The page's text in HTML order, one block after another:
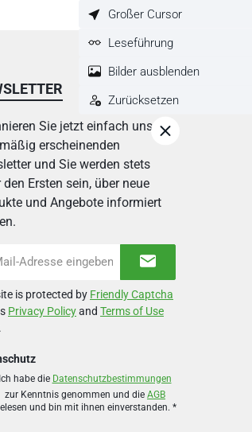
Sie jetzt einfach unseren
erscheinenden
und Sie werden stets
den Ersten sein, über neue
und Angebote informiert
is protected by Friendly Captcha
Privacy Policyand Terms of Use
Ich habe die Datenschutzbestimmungen
zur Kenntnis genommen und die AGB
und bin mit ihnen einverstanden. *
Großer Cursor
Leseführung
Bilder ausblenden
Zurücksetzen